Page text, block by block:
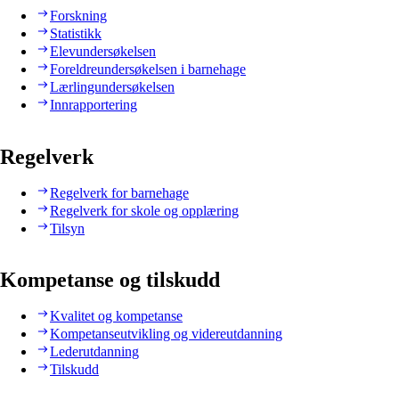
Forskning
Statistikk
Elevundersøkelsen
Foreldreundersøkelsen i barnehage
Lærlingundersøkelsen
Innrapportering
Regelverk
Regelverk for barnehage
Regelverk for skole og opplæring
Tilsyn
Kompetanse og tilskudd
Kvalitet og kompetanse
Kompetanseutvikling og videreutdanning
Lederutdanning
Tilskudd